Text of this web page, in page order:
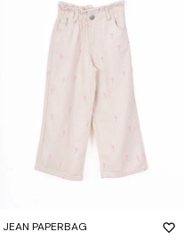
JEAN PAPERBAG